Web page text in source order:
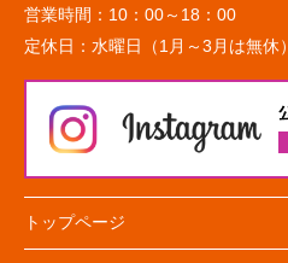
営業時間： 10：00～18：00
定休日： 水曜日（1月～3月は無休）
トップページ